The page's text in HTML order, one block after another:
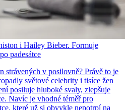
i Hailey Bieber. Formuje
padesátce
strávených v posilovně? Právě to je
světové celebrity i tisíce žen
posiluje hluboké svaly, zlepšuje
Navíc je vhodné téměř pro
které už si obvykle nepotrpí na